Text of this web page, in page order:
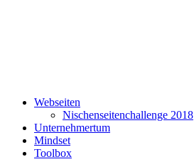
Webseiten
Nischenseitenchallenge 2018
Unternehmertum
Mindset
Toolbox